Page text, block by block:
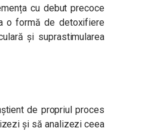
cu debut precoce
o formă de detoxifiere
și suprastimularea
de propriul proces
și să analizezi ceea